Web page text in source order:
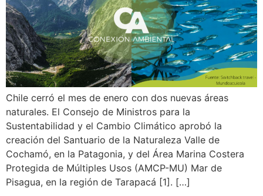
Chile cerró el mes de enero con dos nuevas áreas
naturales. El Consejo de Ministros para la
Sustentabilidad y el Cambio Climático aprobó la
creación del Santuario de la Naturaleza Valle de
Cochamó, en la Patagonia, y del Área Marina Costera
Protegida de Múltiples Usos (AMCP-MU) Mar de
Pisagua, en la región de Tarapacá [1]. […]